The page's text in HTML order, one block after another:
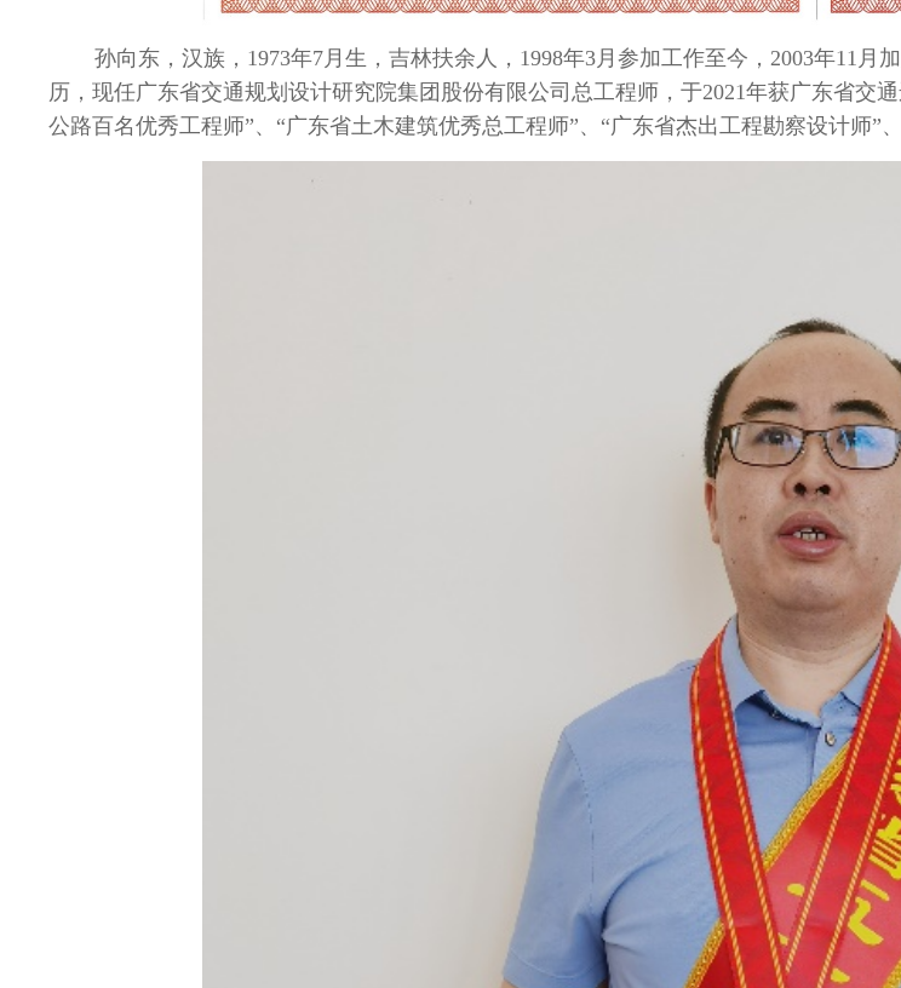
孙向东，汉族， 1973年7月生，吉林扶余人， 1998年3月参加工作至今， 2003年11 月
历，现任广东省交通规划设计研究院集团股份有限公司总工程师，于2021年获广东省交
公路百名优秀工程师”、“广东省土木建筑优秀总工程师”、“广东省杰出工程勘察设计师”